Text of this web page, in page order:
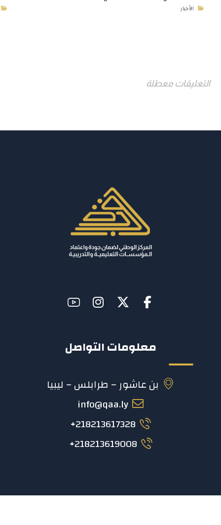
الأخبار
التعليقات معطلة
معلومات التواصل
بن عاشور – طرابلس – ليبيا
info@qaa.ly
218213617328+
218213619008+